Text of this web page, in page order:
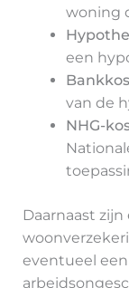
woning
een
van de
NHG-
Daarnaast
eventueel een